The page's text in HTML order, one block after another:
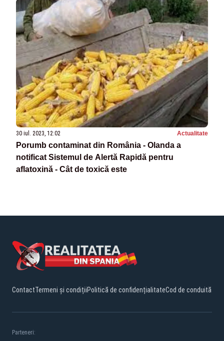
30 iul. 2023, 12:02 Actualitate
Porumb contaminat din România - Olanda a
notificat Sistemul de Alertă Rapidă pentru
aflatoxină - Cât de toxică este
ContactTermeni și condițiiPolitică de confidențialitateCod de conduită
Parteneri: